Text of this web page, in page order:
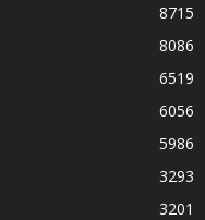
8715
8086
6519
6056
5986
3293
3201